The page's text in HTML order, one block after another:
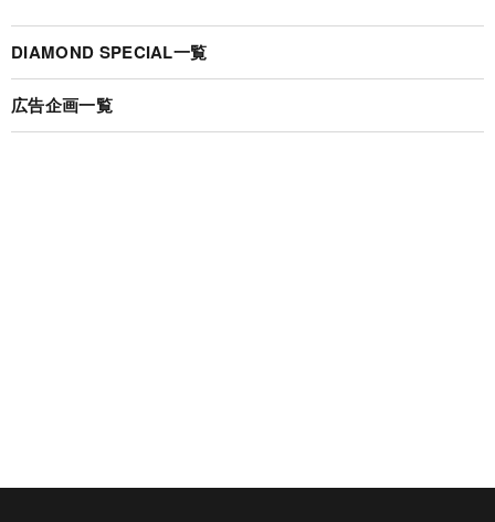
DIAMOND SPECIAL一覧
広告企画一覧